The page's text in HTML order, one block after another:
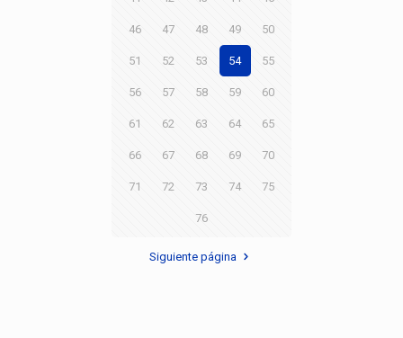
46 47 48 49 50
51 52 53 54 55
56 57 58 59 60
61 62 63 64 65
66 67 68 69 70
71 72 73 74 75
76
Siguiente página